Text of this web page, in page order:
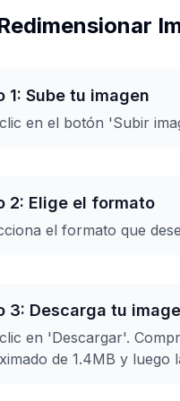
1: Sube tu imagen
en el botón 'Subir
2: Elige el formato
el formato que
3: Descarga tu
en 'Descargar'.
de 1.4MB y luego